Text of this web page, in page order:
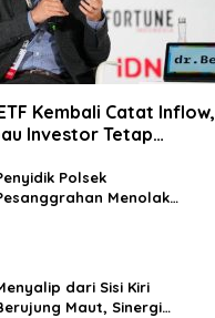
Kembali Catat Inflow,
Investor Tetap
Polsek
Menolak
dari Sisi Kiri
Maut, Sinergi